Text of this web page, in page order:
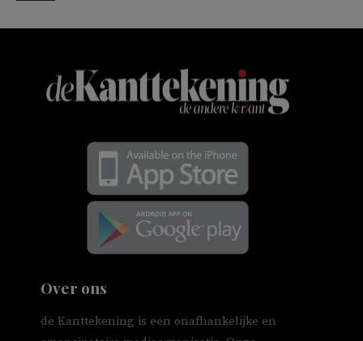
Over ons
de Kanttekening is een onafhankelijke en